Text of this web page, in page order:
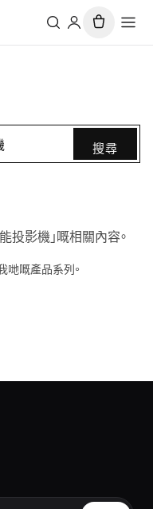
搜尋
投影機」嘅相關內容。
哋嘅產品系列。